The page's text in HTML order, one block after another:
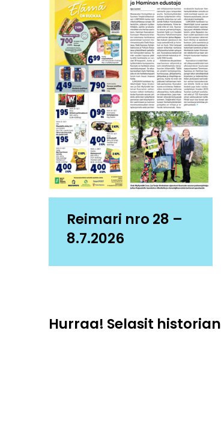
Reimari nro 28 –
8.7.2026
Hurraa! Selasit